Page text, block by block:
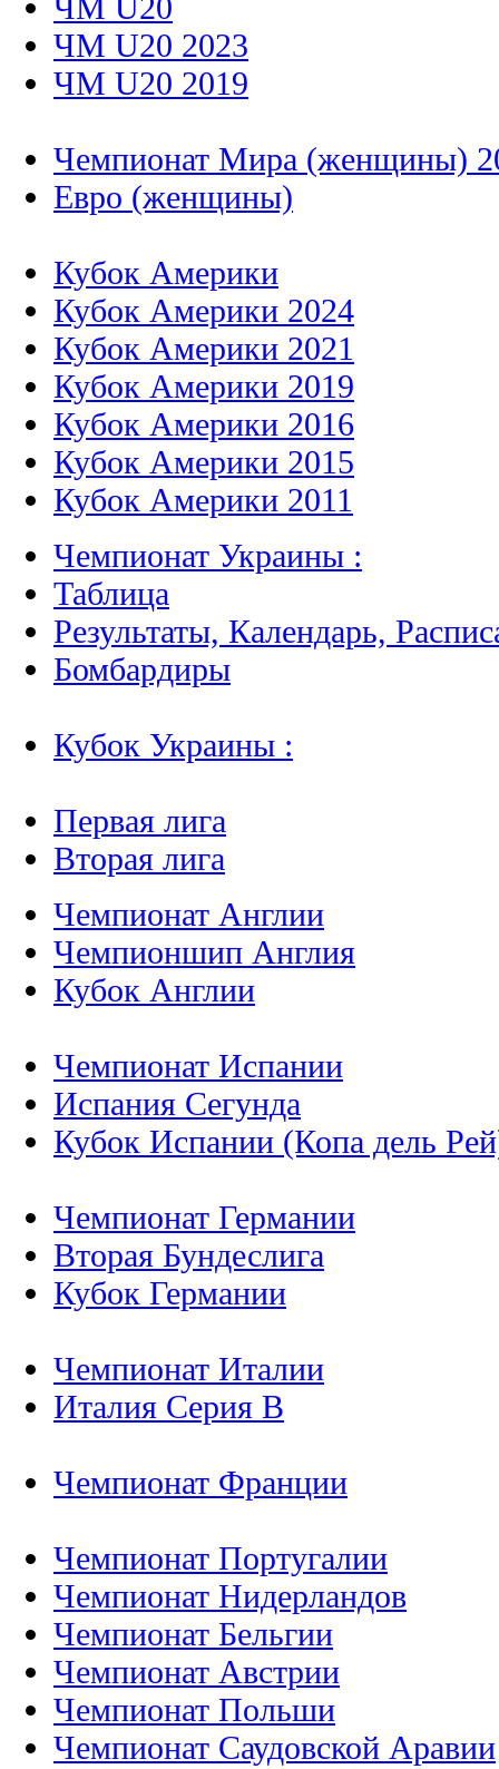
ЧМ U20
ЧМ U20 2023
ЧМ U20 2019
Чемпионат Мира (женщины)
Евро (женщины)
Кубок Америки
Кубок Америки 2024
Кубок Америки 2021
Кубок Америки 2019
Кубок Америки 2016
Кубок Америки 2015
Кубок Америки 2011
Чемпионат Украины :
Таблица
Результаты, Календарь,
Бомбардиры
Кубок Украины :
Первая лига
Вторая лига
Чемпионат Англии
Чемпионшип Англия
Кубок Англии
Чемпионат Испании
Испания Сегунда
Кубок Испании (Копа дель
Чемпионат Германии
Вторая Бундеслига
Кубок Германии
Чемпионат Италии
Италия Серия B
Чемпионат Франции
Чемпионат Португалии
Чемпионат Нидерландов
Чемпионат Бельгии
Чемпионат Австрии
Чемпионат Польши
Чемпионат Саудовской Аравии